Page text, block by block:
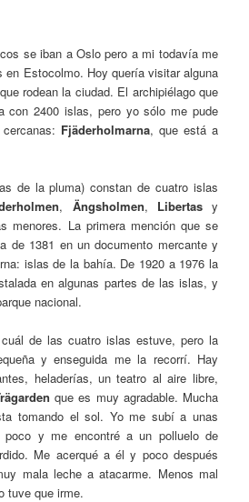
se iban a Oslo pero a mi todavía me
en Estocolmo. Hoy quería visitar alguna
rodean la ciudad. El archipiélago que
con 2400 islas, pero yo sólo me pude
Fjäderholmarna, que está a
de la pluma) constan de cuatro islas
, Ängsholmen, Libertasy
menores. La primera mención que se
de 1381 en un documento mercante y
islas de la bahía. De 1920 a 1976 la
en algunas partes de las islas, y
nacional.
de las cuatro islas estuve, pero la
y enseguida me la recorrí. Hay
heladerías, un teatro al aire libre,
que es muy agradable. Mucha
tomando el sol. Yo me subí a unas
poco y me encontré a un polluelo de
Me acerqué a él y poco después
mala leche a atacarme. Menos mal
tuve que irme.